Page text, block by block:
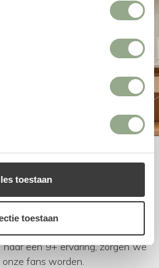
toestaan
toestaan
we voor natuurgetrouwe en
van de beste leveranciers.
veel tijd en aandacht aan onze
een 9+ ervaring, zorgen we
fans worden.